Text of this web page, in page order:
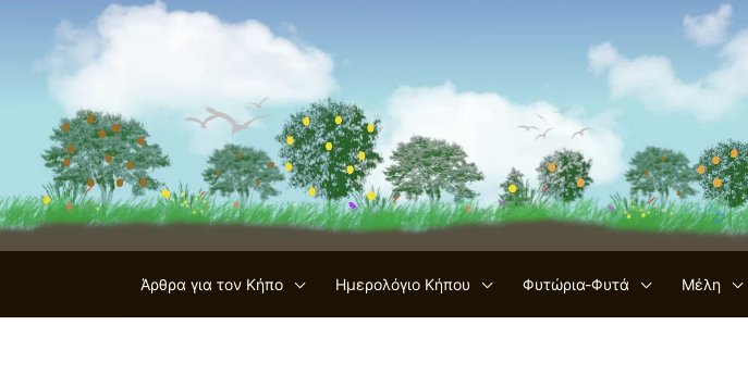
περιεχόμενο
Άρθρα για τον Κήπο Ημερολόγιο Κήπου Φυτώρια-Φυτά Μέλη